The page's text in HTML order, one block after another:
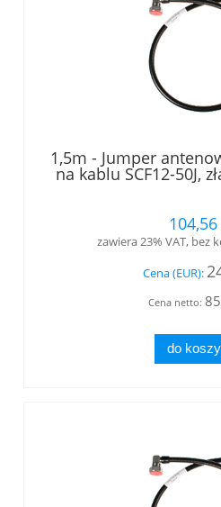
1,5m - Jumper
na kablu SCF12-50J,
7/16 męski kątowy,
104,56
zawiera 23% VAT, bez
Cena (EUR):
Cena netto:
do